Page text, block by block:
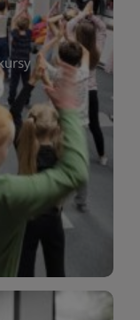
tu
konkursach
książek dla
bajek,
przyjazny